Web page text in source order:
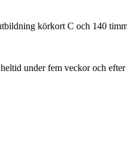
körkort C och 140
under fem veckor och